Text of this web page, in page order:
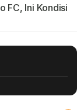
FC, Ini Kondisi